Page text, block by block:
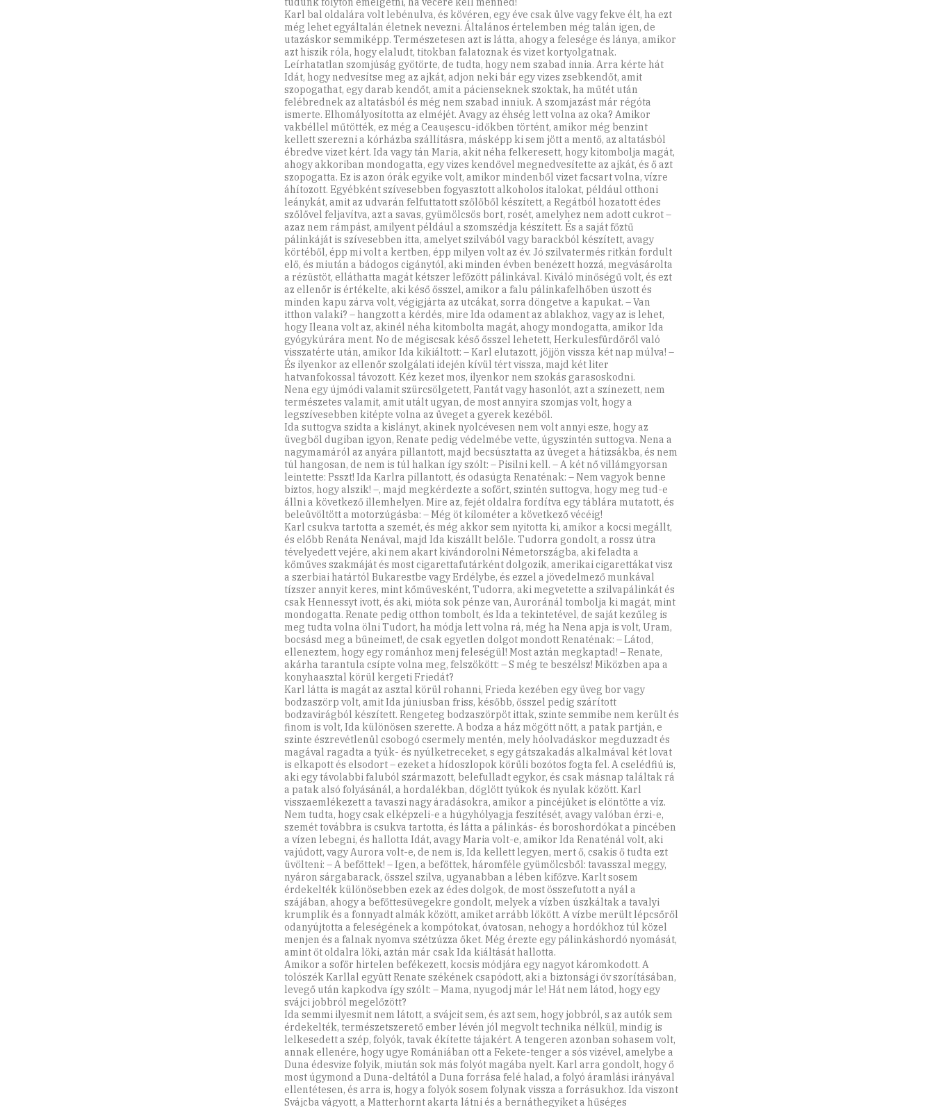
Karl bal oldalára volt lebénulva, és kövéren, egy éve csak ülve vagy fekve élt, ha ezt
még lehet egyáltalán életnek nevezni. Általános értelemben még talán igen, de
utazáskor semmiképp. Természetesen azt is látta, ahogy a felesége és lánya, amikor
azt hiszik róla, hogy elaludt, titokban falatoznak és vizet kortyolgatnak.
Leírhatatlan szomjúság gyötörte, de tudta, hogy nem szabad innia. Arra kérte hát
Idát, hogy nedvesítse meg az ajkát, adjon neki bár egy vizes zsebkendőt, amit
szopogathat, egy darab kendőt, amit a pácienseknek szoktak, ha műtét után
felébrednek az altatásból és még nem szabad inniuk. A szomjazást már régóta
ismerte. Elhomályosította az elméjét. Avagy az éhség lett volna az oka? Amikor
vakbéllel műtötték, ez még a Ceaușescu-időkben történt, amikor még benzint
kellett szerezni a kórházba szállításra, másképp ki sem jött a mentő, az altatásból
ébredve vizet kért. Ida vagy tán Maria, akit néha felkeresett, hogy kitombolja magát,
ahogy akkoriban mondogatta, egy vizes kendővel megnedvesítette az ajkát, és ő azt
szopogatta. Ez is azon órák egyike volt, amikor mindenből vizet facsart volna, vízre
áhítozott. Egyébként szívesebben fogyasztott alkoholos italokat, például otthoni
leánykát, amit az udvarán felfuttatott szőlőből készített, a Regátból hozatott édes
szőlővel feljavítva, azt a savas, gyümölcsös bort, rosét, amelyhez nem adott cukrot –
azaz nem rámpást, amilyent például a szomszédja készített. És a saját főztű
pálinkáját is szívesebben itta, amelyet szilvából vagy barackból készített, avagy
körtéből, épp mi volt a kertben, épp milyen volt az év. Jó szilvatermés ritkán fordult
elő, és miután a bádogos cigánytól, aki minden évben benézett hozzá, megvásárolta
a rézüstöt, elláthatta magát kétszer lefőzött pálinkával. Kiváló minőségű volt, és ezt
az ellenőr is értékelte, aki késő ősszel, amikor a falu pálinkafelhőben úszott és
minden kapu zárva volt, végigjárta az utcákat, sorra döngetve a kapukat. – Van
itthon valaki? – hangzott a kérdés, mire Ida odament az ablakhoz, vagy az is lehet,
hogy Ileana volt az, akinél néha kitombolta magát, ahogy mondogatta, amikor Ida
gyógykúrára ment. No de mégiscsak késő ősszel lehetett, Herkulesfürdőről való
visszatérte után, amikor Ida kikiáltott: – Karl elutazott, jöjjön vissza két nap múlva! –
És ilyenkor az ellenőr szolgálati idején kívül tért vissza, majd két liter
hatvanfokossal távozott. Kéz kezet mos, ilyenkor nem szokás garasoskodni.
Nena egy újmódi valamit szürcsölgetett, Fantát vagy hasonlót, azt a színezett, nem
természetes valamit, amit utált ugyan, de most annyira szomjas volt, hogy a
legszívesebben kitépte volna az üveget a gyerek kezéből.
Ida suttogva szidta a kislányt, akinek nyolcévesen nem volt annyi esze, hogy az
üvegből dugiban igyon, Renate pedig védelmébe vette, úgyszintén suttogva. Nena a
nagymamáról az anyára pillantott, majd becsúsztatta az üveget a hátizsákba, és nem
túl hangosan, de nem is túl halkan így szólt: – Pisilni kell. – A két nő villámgyorsan
leintette: Psszt! Ida Karlra pillantott, és odasúgta Renaténak: – Nem vagyok benne
biztos, hogy alszik! –, majd megkérdezte a sofőrt, szintén suttogva, hogy meg tud-e
állni a következő illemhelyen. Mire az, fejét oldalra fordítva egy táblára mutatott, és
beleüvöltött a motorzúgásba: – Még öt kilométer a következő vécéig!
Karl csukva tartotta a szemét, és még akkor sem nyitotta ki, amikor a kocsi megállt,
és előbb Renáta Nenával, majd Ida kiszállt belőle. Tudorra gondolt, a rossz útra
tévelyedett vejére, aki nem akart kivándorolni Németországba, aki feladta a
kőműves szakmáját és most cigarettafutárként dolgozik, amerikai cigarettákat visz
a szerbiai határtól Bukarestbe vagy Erdélybe, és ezzel a jövedelmező munkával
tízszer annyit keres, mint kőművesként, Tudorra, aki megvetette a szilvapálinkát és
csak Hennessyt ivott, és aki, mióta sok pénze van, Auroránál tombolja ki magát, mint
mondogatta. Renate pedig otthon tombolt, és Ida a tekintetével, de saját kezűleg is
meg tudta volna ölni Tudort, ha módja lett volna rá, még ha Nena apja is volt, Uram,
bocsásd meg a bűneimet!, de csak egyetlen dolgot mondott Renaténak: – Látod,
elleneztem, hogy egy románhoz menj feleségül! Most aztán megkaptad! – Renate,
akárha tarantula csípte volna meg, felszökött: – S még te beszélsz! Miközben apa a
konyhaasztal körül kergeti Friedát?
Karl látta is magát az asztal körül rohanni, Frieda kezében egy üveg bor vagy
bodzaszörp volt, amit Ida júniusban friss, később, ősszel pedig szárított
bodzavirágból készített. Rengeteg bodzaszörpöt ittak, szinte semmibe nem került és
finom is volt, Ida különösen szerette. A bodza a ház mögött nőtt, a patak partján, e
szinte észrevétlenül csobogó csermely mentén, mely hóolvadáskor megduzzadt és
magával ragadta a tyúk- és nyúlketreceket, s egy gátszakadás alkalmával két lovat
is elkapott és elsodort – ezeket a hídoszlopok körüli bozótos fogta fel. A cselédfiú is,
aki egy távolabbi faluból származott, belefulladt egykor, és csak másnap találtak rá
a patak alsó folyásánál, a hordalékban, döglött tyúkok és nyulak között. Karl
visszaemlékezett a tavaszi nagy áradásokra, amikor a pincéjüket is elöntötte a víz.
Nem tudta, hogy csak elképzeli-e a húgyhólyagja feszítését, avagy valóban érzi-e,
szemét továbbra is csukva tartotta, és látta a pálinkás- és boroshordókat a pincében
a vízen lebegni, és hallotta Idát, avagy Maria volt-e, amikor Ida Renaténál volt, aki
vajúdott, vagy Aurora volt-e, de nem is, Ida kellett legyen, mert ő, csakis ő tudta ezt
üvölteni: – A befőttek! – Igen, a befőttek, háromféle gyümölcsből: tavasszal meggy,
nyáron sárgabarack, ősszel szilva, ugyanabban a lében kifőzve. Karlt sosem
érdekelték különösebben ezek az édes dolgok, de most összefutott a nyál a
szájában, ahogy a befőttesüvegekre gondolt, melyek a vízben úszkáltak a tavalyi
krumplik és a fonnyadt almák között, amiket arrább lökött. A vízbe merült lépcsőről
odanyújtotta a feleségének a kompótokat, óvatosan, nehogy a hordókhoz túl közel
menjen és a falnak nyomva szétzúzza őket. Még érezte egy pálinkáshordó nyomását,
amint őt oldalra löki, aztán már csak Ida kiáltását hallotta.
Amikor a sofőr hirtelen befékezett, kocsis módjára egy nagyot káromkodott. A
tolószék Karllal együtt Renate székének csapódott, aki a biztonsági öv szorításában,
levegő után kapkodva így szólt: – Mama, nyugodj már le! Hát nem látod, hogy egy
svájci jobbról megelőzött?
Ida semmi ilyesmit nem látott, a svájcit sem, és azt sem, hogy jobbról, s az autók sem
érdekelték, természetszerető ember lévén jól megvolt technika nélkül, mindig is
lelkesedett a szép, folyók, tavak ékítette tájakért. A tengeren azonban sohasem volt,
annak ellenére, hogy ugye Romániában ott a Fekete-tenger a sós vizével, amelybe a
Duna édesvize folyik, miután sok más folyót magába nyelt. Karl arra gondolt, hogy ő
most úgymond a Duna-deltától a Duna forrása felé halad, a folyó áramlási irányával
ellentétesen, és arra is, hogy a folyók sosem folynak vissza a forrásukhoz. Ida viszont
Svájcba vágyott, a Matterhornt akarta látni és a bernáthegyiket a hűséges